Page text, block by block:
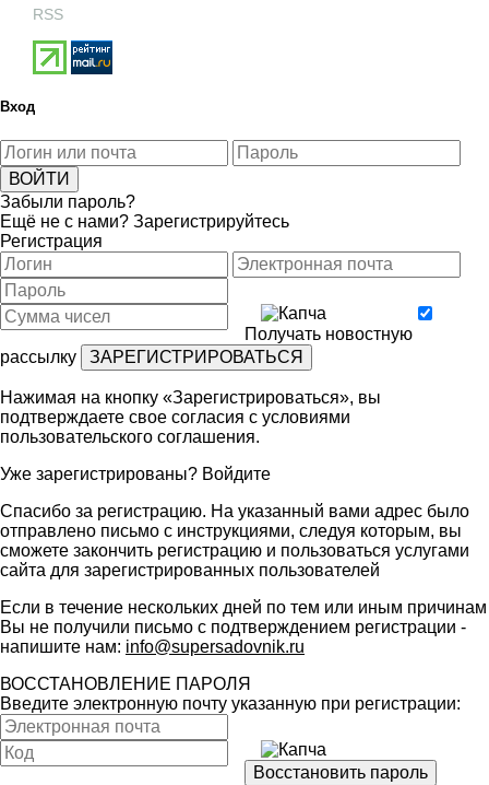
RSS
Вход
Забыли пароль?
Ещё не с нами? Зарегистрируйтесь
Регистрация
Получать новостную
рассылку
Нажимая на кнопку «Зарегистрироваться», вы
подтверждаете свое согласия с условиями
пользовательского соглашения.
Уже зарегистрированы? Войдите
Спасибо за регистрацию. На указанный вами адрес было
отправлено письмо с инструкциями, следуя которым, вы
сможете закончить регистрацию и пользоваться услугами
сайта для зарегистрированных пользователей
Если в течение нескольких дней по тем или иным причинам
Вы не получили письмо с подтверждением регистрации -
напишите нам: info@supersadovnik.ru
ВОССТАНОВЛЕНИЕ ПАРОЛЯ
Введите электронную почту указанную при регистрации: